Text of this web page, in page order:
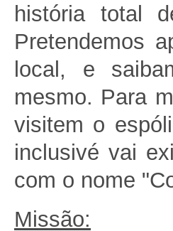
história total
Pretendemos
local, e
mesmo. Para
visitem o
inclusivé vai
com o nome
Missão: